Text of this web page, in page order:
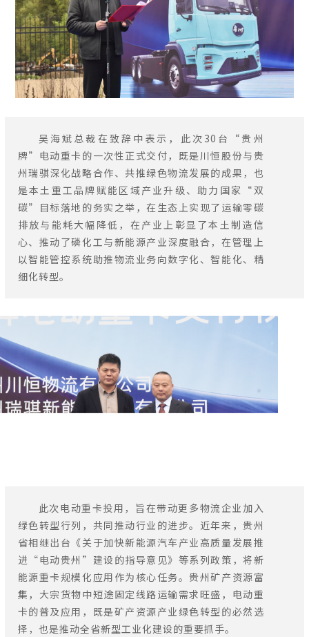
吴海斌总裁在致辞中表示，此次30台“贵州
牌”电动重卡的一次性正式交付，既是川恒股份与贵
州瑞骐深化战略合作、共推绿色物流发展的成果，也
是本土重工品牌赋能区域产业升级、助力国家“双
碳”目标落地的务实之举，在生态上实现了运输零碳
排放与能耗大幅降低，在产业上彰显了本土制造信
心、推动了磷化工与新能源产业深度融合，在管理上
以智能管控系统助推物流业务向数字化、智能化、精
细化转型。
此次电动重卡投用，旨在带动更多物流企业加入
绿色转型行列，共同推动行业的进步。近年来，贵州
省相继出台《关于加快新能源汽车产业高质量发展推
进“电动贵州”建设的指导意见》等系列政策，将新
能源重卡规模化应用作为核心任务。贵州矿产资源富
集，大宗货物中短途固定线路运输需求旺盛，电动重
卡的普及应用，既是矿产资源产业绿色转型的必然选
择，也是推动全省新型工业化建设的重要抓手。